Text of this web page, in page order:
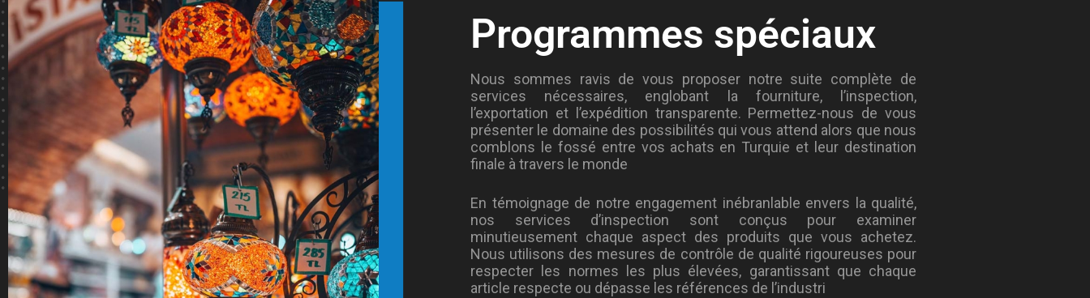
Programmes spéciaux
Nous sommes ravis de vous proposer notre suite complète de
services nécessaires, englobant la fourniture, l’inspection,
l’exportation et l’expédition transparente. Permettez-nous de vous
présenter le domaine des possibilités qui vous attend alors que nous
comblons le fossé entre vos achats en Turquie et leur destination
finale à travers le monde
En témoignage de notre engagement inébranlable envers la qualité,
nos services d’inspection sont conçus pour examiner
minutieusement chaque aspect des produits que vous achetez.
Nous utilisons des mesures de contrôle de qualité rigoureuses pour
respecter les normes les plus élevées, garantissant que chaque
article respecte ou dépasse les références de l’industri